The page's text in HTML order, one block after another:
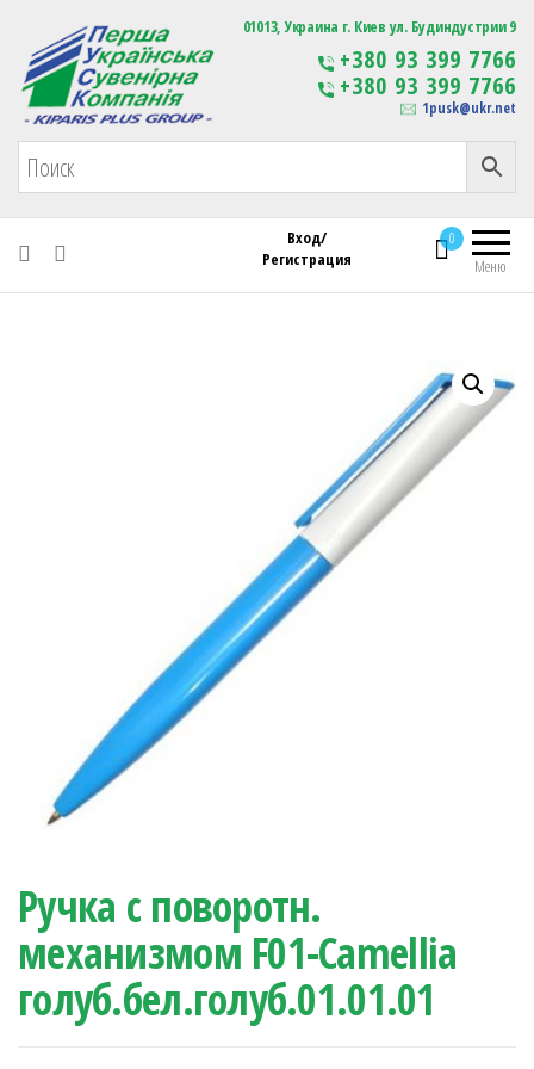
Первая Украинская Сувенирная Компания Изготовление
сувенирной продукции
с логотипом
01013, Украина г. Киев ул. Будиндустрии 9
+380 93 399 7766
+380 93 399 7766
1pusk@ukr.net
Меню
0
Вход/
Регистрация
Ручка с поворотн.
механизмом F01-Camellia
голуб.бел.голуб.01.01.01